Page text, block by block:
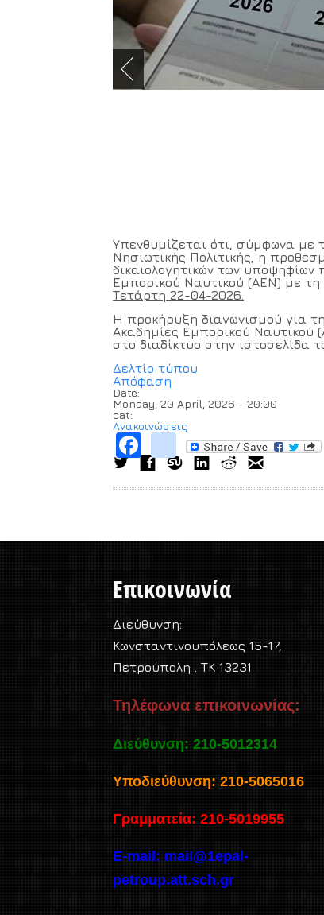
Υπενθυμίζεται ότι, σύμφωνα με
Νησιωτικής Πολιτικής, η
δικαιολογητικών των
Εμπορικού Ναυτικού (ΑΕΝ) με τη
Τετάρτη 22-04-2026.
Η προκήρυξη διαγωνισμού για
Ακαδημίες Εμπορικού Ναυτικού
στο διαδίκτυο στην ιστοσελίδα
Δελτίο τύπου
Απόφαση
Date:
Monday, 20 April, 2026 - 20:00
cat:
Ανακοινώσεις
Facebook
instagram
Επικοινωνία
Διεύθυνση:
Κωνσταντινουπόλεως 15-17,
Πετρούπολη . TK 13231
Τηλέφωνα επικοινωνίας:
Διεύθυνση: 210-5012314
Υποδιεύθυνση: 210-5065016
Γραμματεία: 210-5019955
E-mail: mail@1epal-
petroup.att.sch.gr